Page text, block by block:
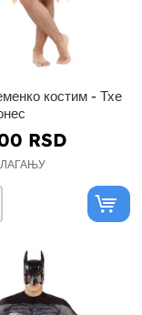
костим - Тхе
RSD